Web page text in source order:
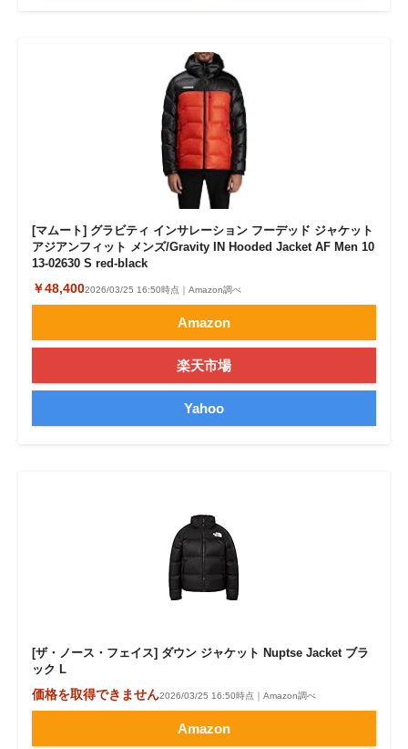
[マムート] グラビティ インサレーション フーデッド ジャケット
アジアンフィット メンズ/Gravity IN Hooded Jacket AF Men 10
13-02630 S red-black
￥48,4002026/03/25 16:50時点｜Amazon調べ
Amazon
楽天市場
Yahoo
[ザ・ノース・フェイス] ダウン ジャケット Nuptse Jacket ブラ
ック L
価格を取得できません2026/03/25 16:50時点｜Amazon調べ
Amazon